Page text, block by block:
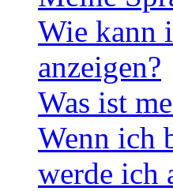
Wie kann
anzeigen?
Was ist
Wenn ich
werde ich